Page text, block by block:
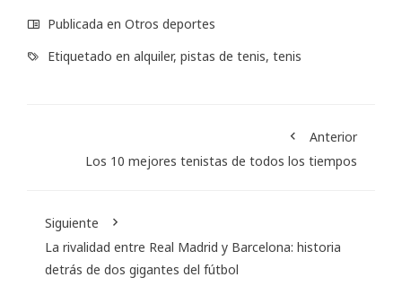
Publicada en Otros deportes
Etiquetado en alquiler, pistas de tenis, tenis
Anterior
Los 10 mejores tenistas de todos los tiempos
Siguiente
La rivalidad entre Real Madrid y Barcelona: historia
detrás de dos gigantes del fútbol